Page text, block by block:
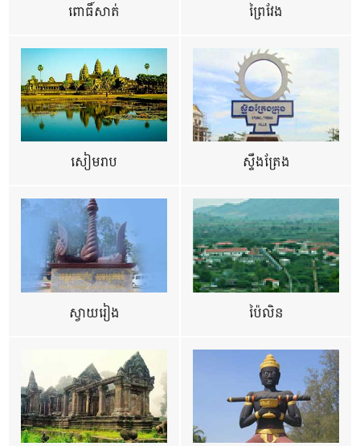
ពោធិ៍សាត់ ព្រៃវែង
សៀមរាប ស្ទឹងត្រែង
ស្វាយរៀង ប៉ៃលិន